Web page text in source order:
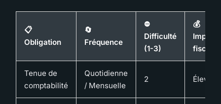
📋
Obligation
🔄
Fréquence
⛔
Difficulté
(1-3)
💰
Impact
fiscal
Tenue de
comptabilité
Quotidienne
/ Mensuelle
2 Élevé